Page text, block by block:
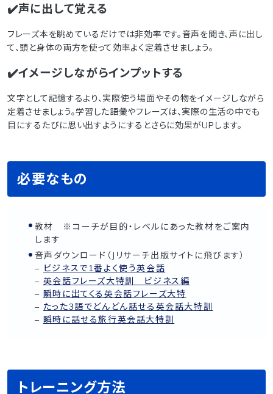
✔️声に出して覚える
フレーズ本を眺めているだけでは非効率です。音声を聞き、声に出し
て、頭と身体の両方を使って効率よく定着させましょう。
✔️イメージしながらインプットする
文字として記憶するより、実際使う場面やその物をイメージしながら
定着させましょう。学習した語彙やフレーズは、実際の生活の中でも
目にするたびに思い出すようにするとさらに効果がUPします。
必要なもの
教材 ※コーチが目的・レベルにあった教材をご案内
します
音声ダウンロード（Jリサーチ出版サイトに飛びます）
– ビジネスで1番よく使う英会話
– 英会話フレーズ大特訓 ビジネス編
– 瞬時に出てくる英会話フレーズ大特
– たった3語でどんどん話せる英会話大特訓
– 瞬時に話せる旅行英会話大特訓
トレーニング方法